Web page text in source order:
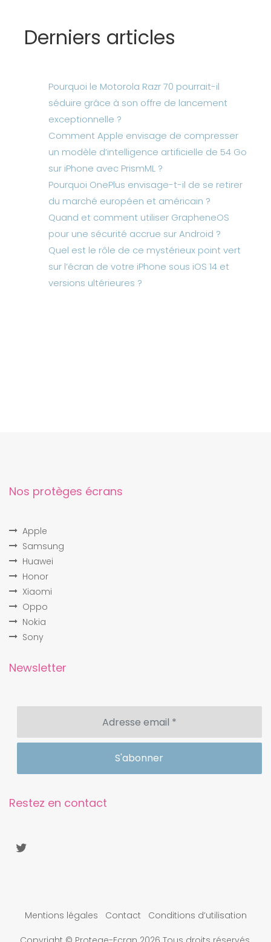
Derniers articles
Pourquoi le Motorola Razr 70 pourrait-il
séduire grâce à son offre de lancement
exceptionnelle ?
Comment Apple envisage de compresser
un modèle d’intelligence artificielle de 54 Go
sur iPhone avec PrismML ?
Pourquoi OnePlus envisage-t-il de se retirer
du marché européen et américain ?
Quand et comment utiliser GrapheneOS
pour une sécurité accrue sur Android ?
Quel est le rôle de ce mystérieux point vert
sur l’écran de votre iPhone sous iOS 14 et
versions ultérieures ?
Nos protèges écrans
Apple
Samsung
Huawei
Honor
Xiaomi
Oppo
Nokia
Sony
Newsletter
Restez en contact
Mentions légales Contact Conditions d’utilisation